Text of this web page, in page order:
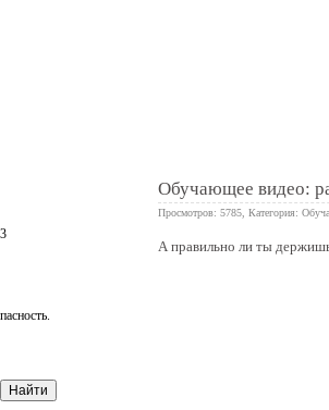
Обучающее видео:
Просмотров: 5785, Категория:
А правильно ли ты